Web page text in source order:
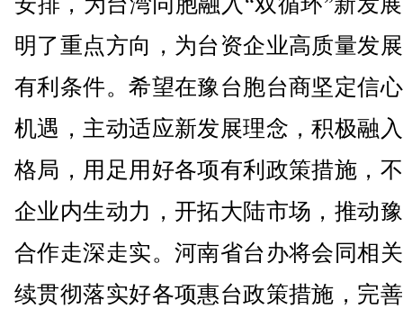
明了重点方向，为台资企业高质量发
有利条件。希望在豫台胞台商坚定信
机遇，主动适应新发展理念，积极融
格局，用足用好各项有利政策措施，
企业内生动力，开拓大陆市场，推动
合作走深走实。河南省台办将会同相
续贯彻落实好各项惠台政策措施，完